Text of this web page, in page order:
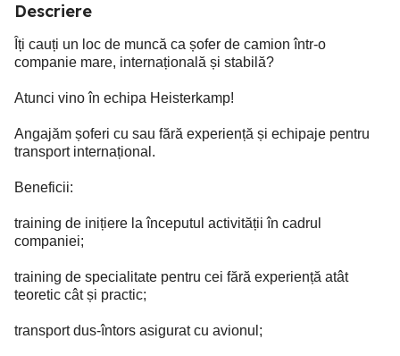
Descriere
Îți cauți un loc de muncă ca șofer de camion într-o
companie mare, internațională și stabilă?
Atunci vino în echipa Heisterkamp!
Angajăm șoferi cu sau fără experiență și echipaje pentru
transport internațional.
Beneficii:
training de inițiere la începutul activității în cadrul
companiei;
training de specialitate pentru cei fără experiență atât
teoretic cât și practic;
transport dus-întors asigurat cu avionul;